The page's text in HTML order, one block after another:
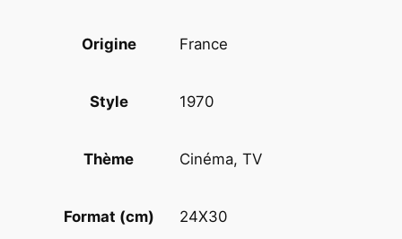
Origine France
Style 1970
Thème Cinéma, TV
Format (cm) 24X30